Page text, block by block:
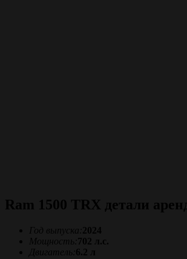
Ram 1500 TRX детали
Год выпуска: 2024
Мощность: 702 л.с.
Двигатель: 6.2 л